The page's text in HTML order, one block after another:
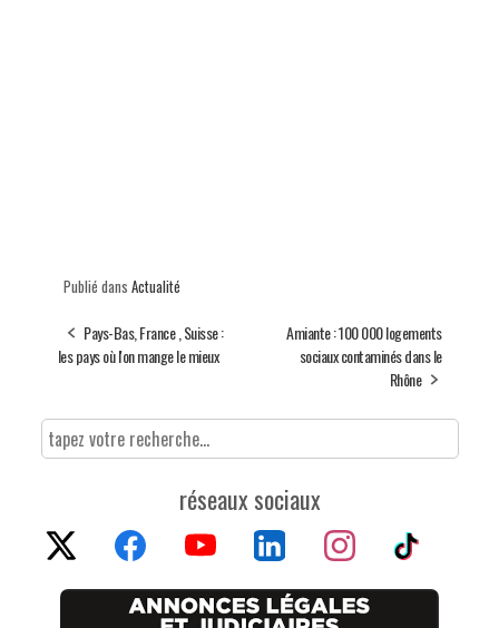
Publié dans Actualité
Pays-Bas, France , Suisse :
les pays où l'on mange le mieux
Amiante : 100 000 logements
sociaux contaminés dans le
Rhône
réseaux sociaux